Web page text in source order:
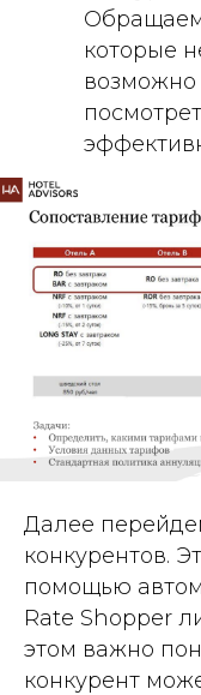
которые
возможно
Далее
конкурентов.
помощью
Rate Shopper
этом важно
конкурент